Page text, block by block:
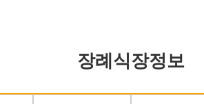
장례식장정보